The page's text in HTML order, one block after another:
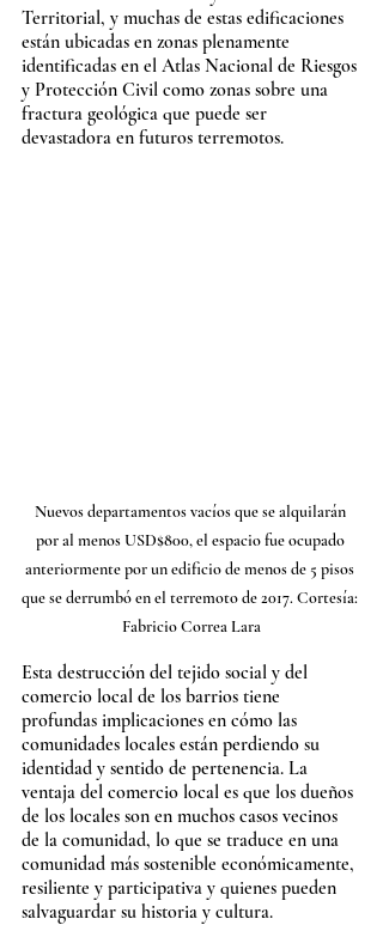
Territorial, y muchas de estas edificaciones
están ubicadas en zonas plenamente
identificadas en el Atlas Nacional de Riesgos
y Protección Civil como zonas sobre una
fractura geológica que puede ser
devastadora en futuros terremotos.
Nuevos departamentos vacíos que se alquilarán
por al menos USD$800, el espacio fue ocupado
anteriormente por un edificio de menos de 5 pisos
que se derrumbó en el terremoto de 2017. Cortesía:
Fabricio Correa Lara
Esta destrucción del tejido social y del
comercio local de los barrios tiene
profundas implicaciones en cómo las
comunidades locales están perdiendo su
identidad y sentido de pertenencia. La
ventaja del comercio local es que los dueños
de los locales son en muchos casos vecinos
de la comunidad, lo que se traduce en una
comunidad más sostenible económicamente,
resiliente y participativa y quienes pueden
salvaguardar su historia y cultura.